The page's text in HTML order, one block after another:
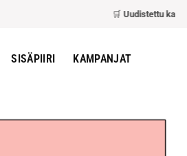
Uudistettu kassa
SISÄPIIRI KAMPANJAT